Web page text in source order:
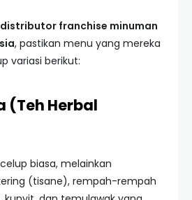
distributor franchise minuman
, pastikan menu yang mereka
variasi berikut:
(Teh Herbal
biasa, melainkan
(tisane), rempah-rempah